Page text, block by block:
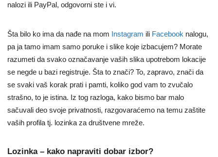
nalozi ili PayPal, odgovorni ste i vi.
Šta bilo ko ima da nađe na mom Instagram ili Facebook nalogu,
pa ja tamo imam samo poruke i slike koje izbacujem? Morate
razumeti da svako označavanje vaših slika upotrebom lokacije
se negde u bazi registruje. Šta to znači? To, zapravo, znači da
se svaki vaš korak prati i pamti, koliko god vam to zvučalo
strašno, to je istina. Iz tog razloga, kako bismo bar malo
sačuvali deo svoje privatnosti, razgovaraćemo na temu zaštite
vaših profila tj. lozinka za društvene mreže.
Lozinka – kako napraviti dobar izbor?